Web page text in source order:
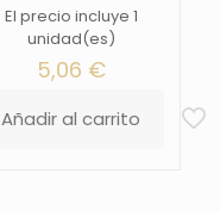
El precio incluye 1
unidad(es)
5,06 €
Añadir al carrito